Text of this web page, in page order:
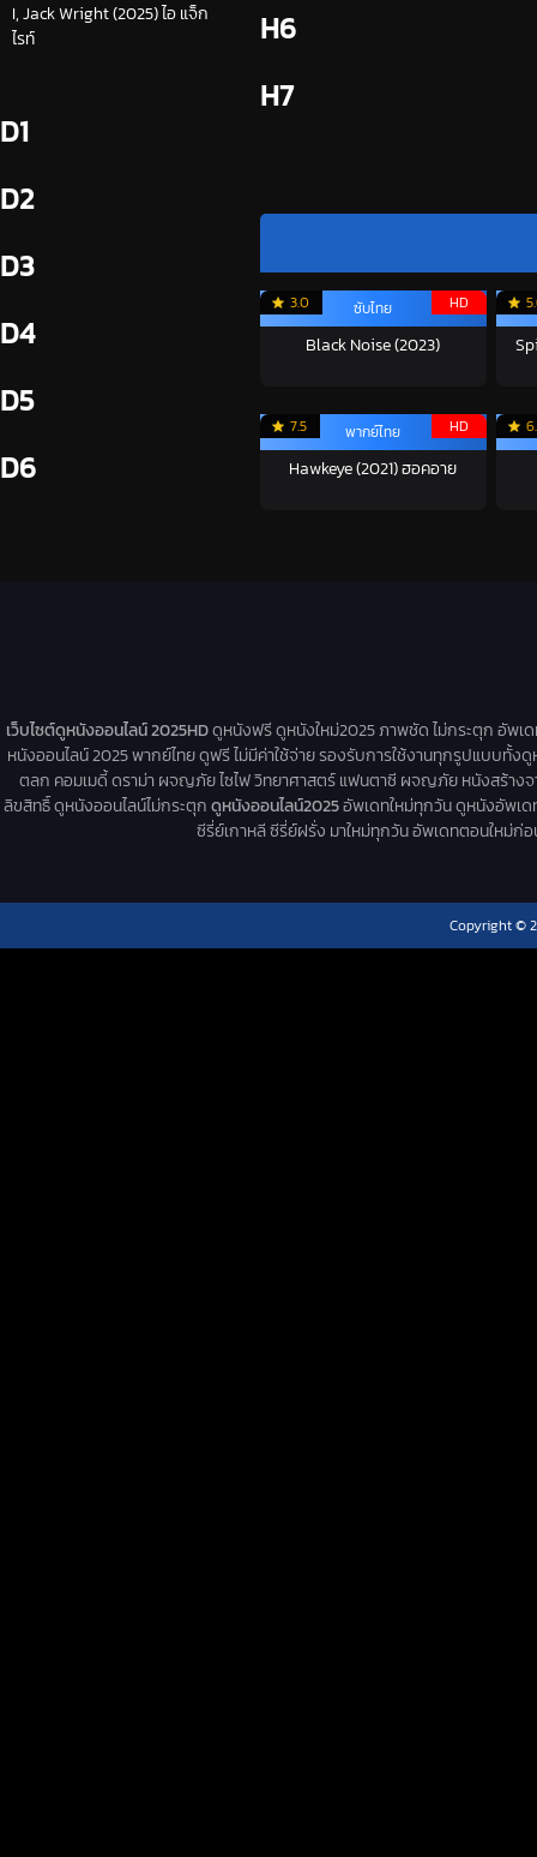
I, Jack Wright (2025) ไอ แจ็ก
ไรท์
D1
D2
D3
D4
D5
D6
H6
H7
3.0 HD
ซับไทย
Black Noise (2023)
7.5 HD
พากย์ไทย
Hawkeye (2021) ฮอคอาย
เว็บไซต์ดูหนังออนไลน์ 2025HDดูหนังฟรี ดูหนังใหม่2025 ภาพชัด ไม่กระตุก อัพเ
หนังออนไลน์ 2025 พากย์ไทย ดูฟรี ไม่มีค่าใช้จ่าย รองรับการใช้งานทุกรูปแบบทั้
ตลก คอมเมดี้ ดราม่า ผจญภัย ไซไฟ วิทยาศาสตร์ แฟนตาซี ผจญภัย หนังสร้างจ
ลิขสิทธิ์ ดูหนังออนไลน์ไม่กระตุกดูหนังออนไลน์2025อัพเดทใหม่ทุกวัน ดูหนังอัพเด
ซีรี่ย์เกาหลี ซีรี่ย์ฝรั่ง มาใหม่ทุกวัน อัพเดทตอนใหม่ก่
Copyright ©